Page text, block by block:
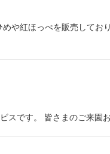
や紅ほっぺを販売してお
スです。 皆さまのご来園